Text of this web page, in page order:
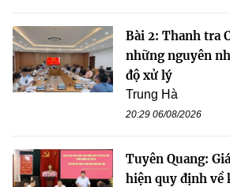
Bài 2: Thanh tra
những nguyên
độ xử lý
Trung Hà
20:29 06/08/2026
Tuyên Quang:
hiện quy định về